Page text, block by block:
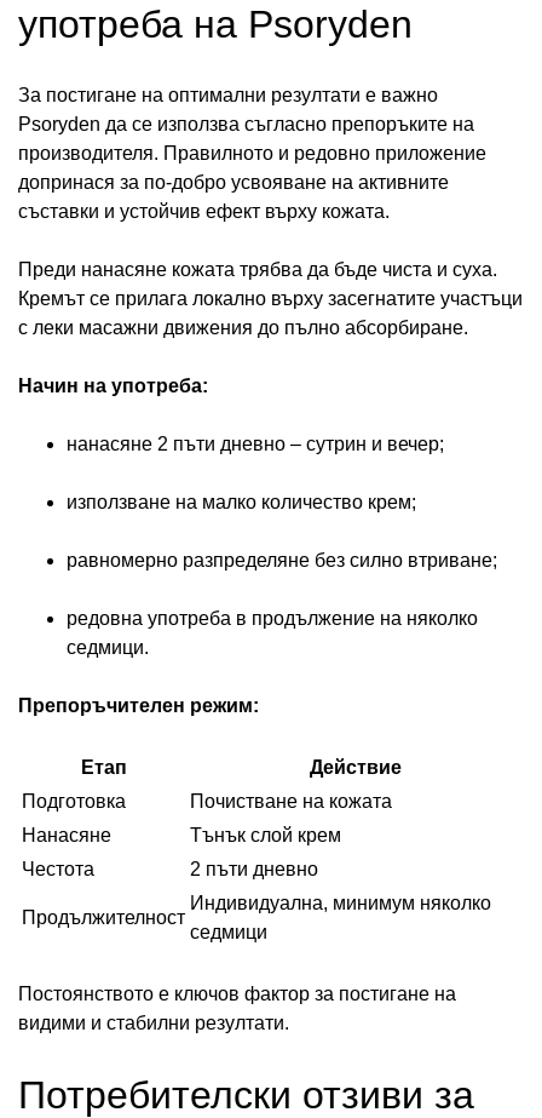
употреба на Psoryden
За постигане на оптимални резултати е важно
Psoryden да се използва съгласно препоръките на
производителя. Правилното и редовно приложение
допринася за по-добро усвояване на активните
съставки и устойчив ефект върху кожата.
Преди нанасяне кожата трябва да бъде чиста и суха.
Кремът се прилага локално върху засегнатите участъци
с леки масажни движения до пълно абсорбиране.
Начин на употреба:
нанасяне 2 пъти дневно – сутрин и вечер;
използване на малко количество крем;
равномерно разпределяне без силно втриване;
редовна употреба в продължение на няколко
седмици.
Препоръчителен режим:
Етап
Действие
Подготовка
Почистване на кожата
Нанасяне
Тънък слой крем
Честота
2 пъти дневно
Продължителност
Индивидуална, минимум няколко
седмици
Постоянството е ключов фактор за постигане на
видими и стабилни резултати.
Потребителски отзиви за